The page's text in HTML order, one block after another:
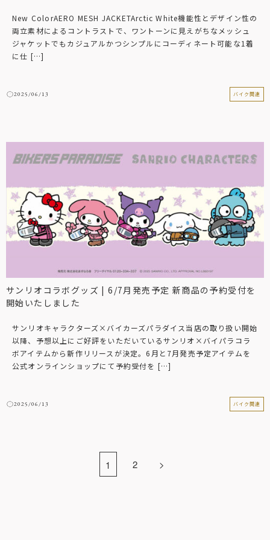
New ColorAERO MESH JACKETArctic White機能性とデザイン性の
両立素材によるコントラストで、ワントーンに見えがちなメッシュ
ジャケットでもカジュアルかつシンプルにコーディネート可能な1着
に仕 […]
2025/06/13 バイク関連
サンリオコラボグッズ | 6/7月発売予定 新商品の予約受付を
開始いたしました
サンリオキャラクターズ×バイカーズパラダイス当店の取り扱い開始
以降、予想以上にご好評をいただいているサンリオ×バイパラコラ
ボアイテムから新作リリースが決定。6月と7月発売予定アイテムを
公式オンラインショップにて予約受付を […]
2025/06/13 バイク関連
1 2 >